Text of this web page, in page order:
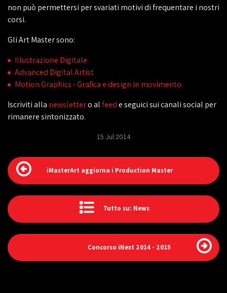
non può permettersi per svariati motivi di frequentare i nostri
corsi.
Gli Art Master sono:
Illustrazione Digitale
Advanced Digital Artist
Motion Graphics - Grafica e design in movimento
Iscriviti alla newslettero alfeede seguici sui canali social per
rimanere sintonizzato.
15 Jul 2014
iMasterArt aggiorna i Production Master
Tutto su: News
Concorso iNext 2014 - 2015